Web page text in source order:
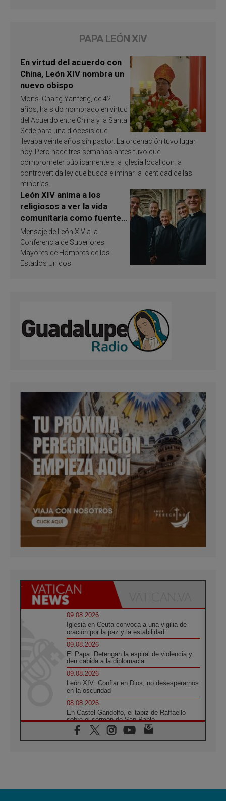
PAPA LEÓN XIV
En virtud del acuerdo con
China, León XIV nombra un
nuevo obispo
Mons. Chang Yanfeng, de 42
años, ha sido nombrado en virtud
del Acuerdo entre China y la Santa
Sede para una diócesis que
llevaba veinte años sin pastor. La ordenación tuvo lugar
hoy. Pero hace tres semanas antes tuvo que
comprometer públicamente a la Iglesia local con la
controvertida ley que busca eliminar la identidad de las
minorías.
León XIV anima a los
religiosos a ver la vida
comunitaria como fuente
de inspiración y
santificación
Mensaje de León XIV a la
Conferencia de Superiores
Mayores de Hombres de los
Estados Unidos
09.08.2026
Iglesia en Ceuta convoca a una vigilia de
oración por la paz y la estabilidad
09.08.2026
El Papa: Detengan la espiral de violencia y
den cabida a la diplomacia
09.08.2026
León XIV: Confiar en Dios, no desesperarnos
en la oscuridad
08.08.2026
En Castel Gandolfo, el tapiz de Raffaello
sobre el sermón de San Pablo
08.08.2026
En Colombia, «la paz no se compra con una
08.08.2026